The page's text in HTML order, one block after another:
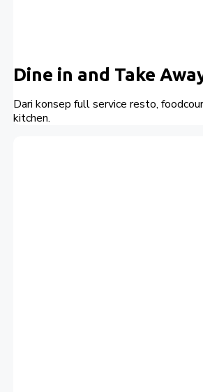
Dine in and Take
Dari konsep full service resto,
kitchen.